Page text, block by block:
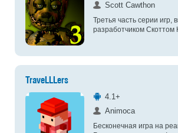
Scott Cawthon
Третья часть серии
разработчиком Скоттом
TraveLLLers
4.1+
Animoca
Бесконечная игра на